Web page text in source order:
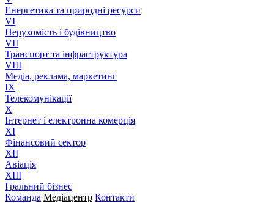
Енергетика та природні ресурси
VI
Нерухомість і будівництво
VII
Транспорт та інфраструктура
VIII
Медіа, реклама, маркетинг
IX
Телекомунікації
X
Інтернет і електронна комерція
XI
Фінансовий сектор
XII
Авіація
XIII
Гральний бізнес
Команда Медіацентр Контакти